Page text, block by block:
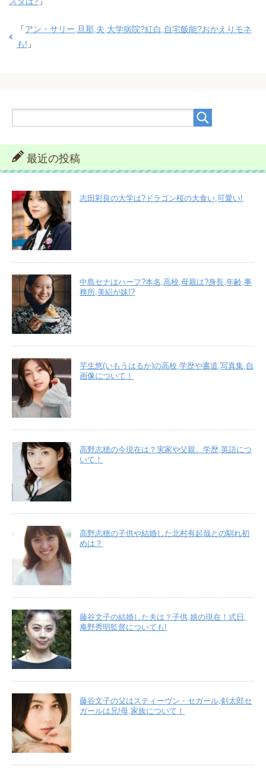
「アン・サリー,旦那,夫,大学病院?紅白,自宅飯能?おかえりモネ
も! 」
最近の投稿
志田彩良の大学は?ドラゴン桜の大食い,可愛い!
中島セナはハーフ?本名,高校,母親は?身長,年齢,事
務所,美絽が妹!?
芋生悠(いもうはるか)の高校,学歴や書道,写真集,自
画像について！
高野志穂の今現在は？実家や父親、学歴,英語につ
いて！
高野志穂の子供や結婚した北村有起哉との馴れ初
めは？
藤谷文子の結婚した夫は？子供,娘の現在！式日,
庵野秀明監督についても!
藤谷文子の父はスティーヴン・セガール,剣太郎セ
ガールは兄!母,家族について！